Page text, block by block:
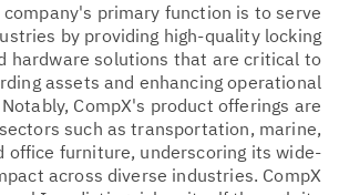
primary function is to serve
by providing high-quality locking
hardware solutions that are critical to
assets and enhancing operational
CompX's product offerings are
such as transportation, marine,
office furniture, underscoring its wide-
across diverse industries. CompX